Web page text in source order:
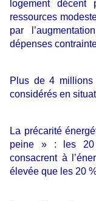
logement
ressources
par
dépenses
Plus de 4
considérés en
La précarité
peine » : les 20
consacrent à
élevée que les 20